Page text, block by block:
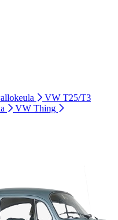
VW T25/T3
VW Thing